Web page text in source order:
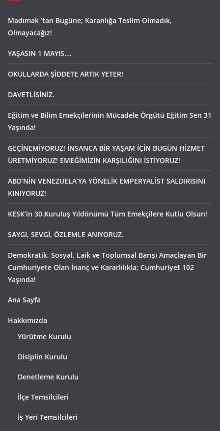
Madımak ’tan Bugüne; Karanlığa Teslim Olmadık,
Olmayacağız!
YAŞASIN 1 MAYIS….
OKULLARDA ŞİDDETE ARTIK YETER!
DAVETLİSİNİZ.
Eğitim ve Bilim Emekçilerinin Mücadele Örgütü Eğitim Sen 31
Yaşında!
GEÇİNEMİYORUZ! İNSANCA BİR YAŞAM İÇİN BUGÜN HİZMET
ÜRETMİYORUZ! EMEĞİMİZİN KARŞILIĞINI İSTİYORUZ!
ABD’NİN VENEZUELA’YA YÖNELİK EMPERYALİST SALDIRISINI
KINIYORUZ!
KESK’in 30.Kuruluş Yıldönümü Tüm Emekçilere Kutlu Olsun!
SAYGI, SEVGİ, ÖZLEMLE ANIYORUZ.
Demokratik, Sosyal, Laik ve Toplumsal Barışı Amaçlayan Bir
Cumhuriyete Olan İnanç ve Kararlılıkla; Cumhuriyet 102
Yaşında!
Ana Sayfa
Hakkımızda
Yürütme Kurulu
Disiplin Kurulu
Denetleme Kurulu
İlçe Temsilcileri
İş Yeri Temsilcileri